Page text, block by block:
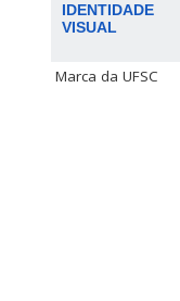
IDENTIDADE
VISUAL
Marca da UFSC